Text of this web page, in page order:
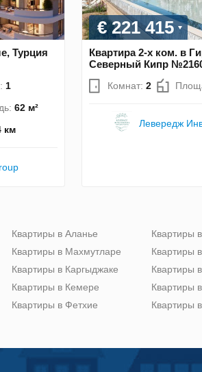
Турция
1
62 м²
км
€ 221 415
Квартира 2-х ком. в
Северный Кипр
Комнат: 2
Левередж
Квартиры в Аланье
Квартиры в Махмутларе
Квартиры в Каргыджаке
Квартиры в Кемере
Квартиры в Фетхие
Квартиры
Квартиры
Квартиры
Квартиры
Квартиры